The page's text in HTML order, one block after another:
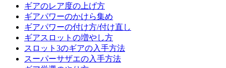
ギアのレア度の上げ方
ギアパワーのかけら集め
ギアパワーの付け方/付け直し
ギアスロットの増やし方
スロット3のギアの入手方法
スーパーサザエの入手方法